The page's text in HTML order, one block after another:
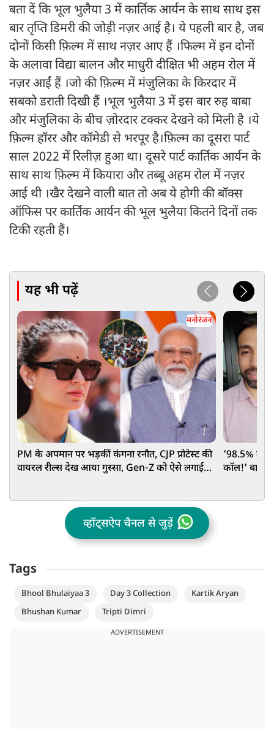
बता दें कि भूल भुलैया 3 में कार्तिक आर्यन के साथ साथ इस
बार तृप्ति डिमरी की जोड़ी नज़र आई है। ये पहली बार है, जब
दोनों किसी फ़िल्म में साथ नज़र आए हैं ।फिल्म में इन दोनों
के अलावा विद्या बालन और माधुरी दीक्षित भी अहम रोल में
नज़र आईं हैं ।जो की फ़िल्म में मंजुलिका के किरदार में
सबको डराती दिखी हैं ।भूल भुलैया 3 में इस बार रुह बाबा
और मंजुलिका के बीच ज़ोरदार टक्कर देखने को मिली है ।ये
फ़िल्म हॉरर और कॉमेडी से भरपूर है।फ़िल्म का दूसरा पार्ट
साल 2022 में रिलीज़ हुआ था। दूसरे पार्ट कार्तिक आर्यन के
साथ साथ फ़िल्म में कियारा और तब्बू अहम रोल में नज़र
आई थी ।खैर देखने वाली बात तो अब ये होगी की बॉक्स
ऑफिस पर कार्तिक आर्यन की भूल भुलैया कितने दिनों तक
टिकी रहती हैं।
यह भी पढ़ें
मनोरंजन
PM के अपमान पर भड़कीं कंगना रनौत, CJP प्रोटेस्ट की
वायरल रील्स देख आया गुस्सा, Gen-Z को ऐसे लगाई
'98.5%
कॉल!'
व्हॉट्सऐप चैनल से जुड़ें
Tags
Bhool Bhulaiyaa 3 Day 3 Collection
Kartik Aryan
Bhushan Kumar
Tripti Dimri
ADVERTISEMENT